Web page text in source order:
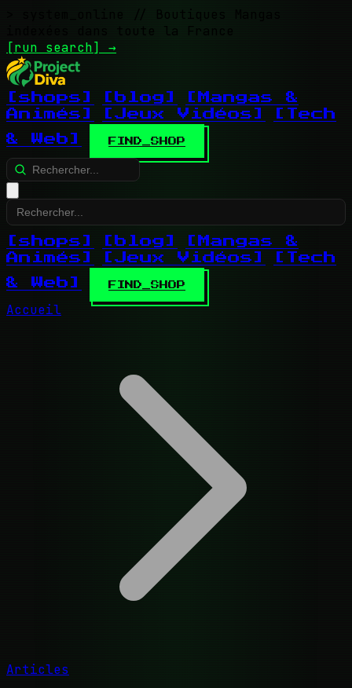
// Boutiques Mangas
indexées dans toute la France
[run search] →
[shops] [blog]
[Mangas &
Animés]
[Jeux Vidéos]
[Tech
& Web]
FIND_SHOP
[shops] [blog]
[Mangas &
Animés]
[Jeux Vidéos]
[Tech
& Web]
FIND_SHOP
Accueil
Articles